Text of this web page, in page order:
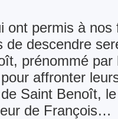
ont permis à nos
de descendre
prénommé par
affronter
Saint Benoît,
de François…